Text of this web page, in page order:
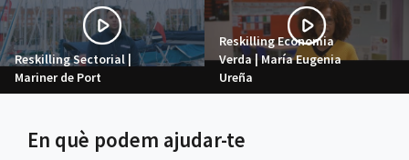
Reskilling Sectorial |
Mariner de Port
Reskilling Economia
Verda | María Eugenia
Ureña
En què podem ajudar-te